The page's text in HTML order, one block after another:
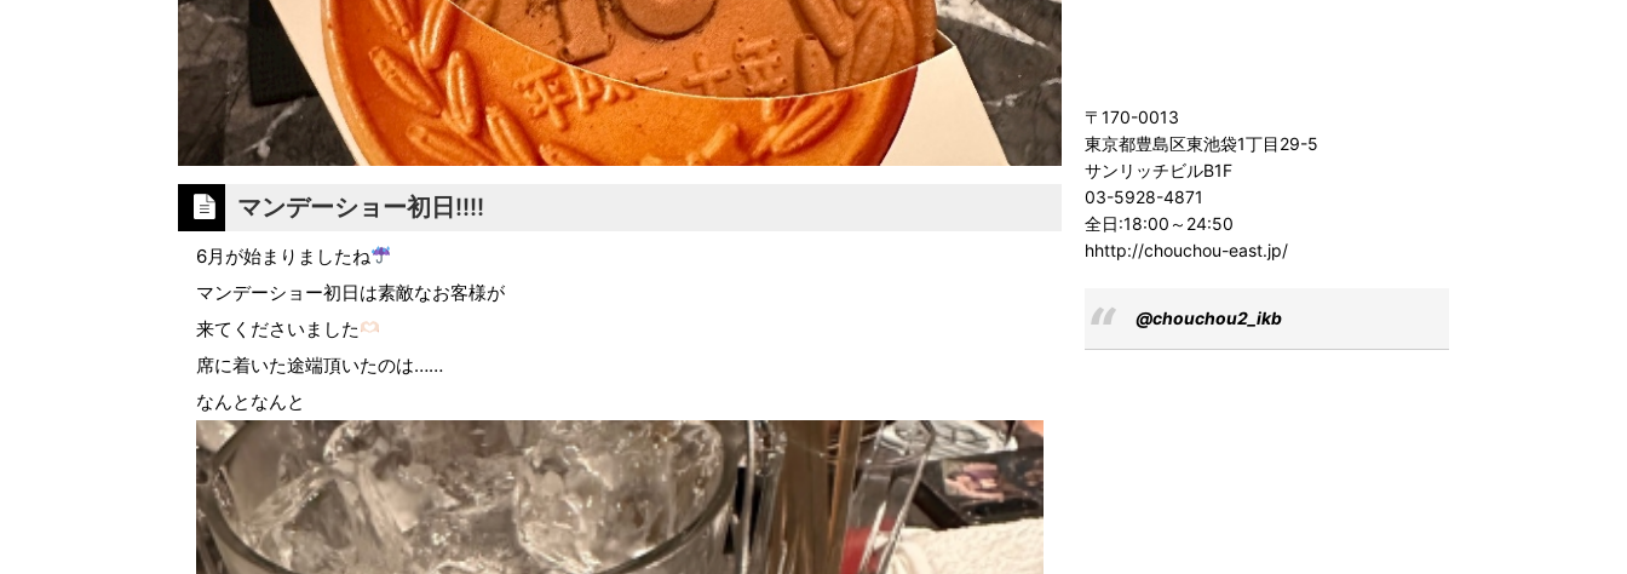
マンデーショー初日!!!!
6月が始まりましたね
マンデーショー初日は素敵なお客様が
来てくださいました
席に着いた途端頂いたのは……
なんとなんと
〒170-0013
東京都豊島区東池袋1丁目29-5
サンリッチビルB1F
03-5928-4871
全日:18:00～24:50
hhttp://chouchou-east.jp/
@chouchou2_ikb